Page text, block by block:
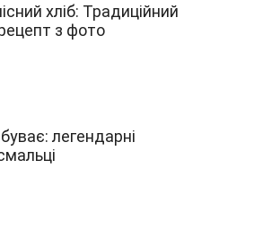
хліб: Традиційний
з фото
легендарні